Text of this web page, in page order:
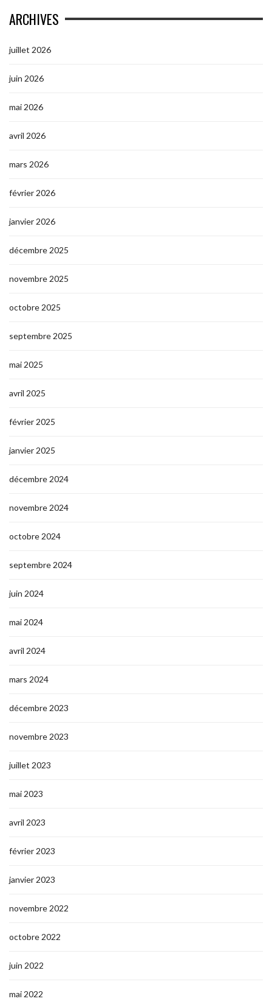
ARCHIVES
juillet 2026
juin 2026
mai 2026
avril 2026
mars 2026
février 2026
janvier 2026
décembre 2025
novembre 2025
octobre 2025
septembre 2025
mai 2025
avril 2025
février 2025
janvier 2025
décembre 2024
novembre 2024
octobre 2024
septembre 2024
juin 2024
mai 2024
avril 2024
mars 2024
décembre 2023
novembre 2023
juillet 2023
mai 2023
avril 2023
février 2023
janvier 2023
novembre 2022
octobre 2022
juin 2022
mai 2022